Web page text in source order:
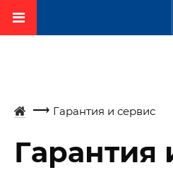
Гарантия и сервис
Гарантия